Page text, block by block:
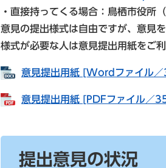
・直接持ってくる場合：鳥栖市役
意見の提出様式は自由ですが、意見
様式が必要な人は意見提出用紙をご利
意見提出用紙 [Wordファイル
意見提出用紙 [PDFファイル／
提出意見の状況